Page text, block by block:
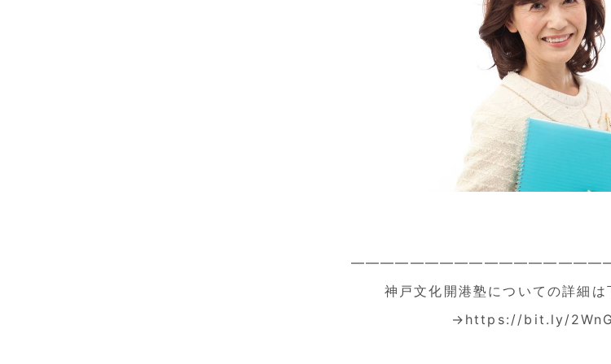
神戸文化開港塾についての詳細は
→ https://bit.ly/